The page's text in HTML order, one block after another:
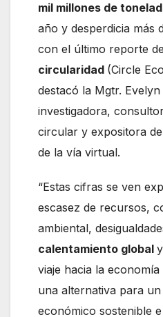
mil millones de
año y desperdicia más
con el último reporte
circularidad (Circle
destacó la Mgtr. Evelyn
investigadora,
circular y expositora
de la vía virtual.
“Estas cifras se ven
escasez de recursos,
ambiental,
calentamiento global
viaje hacia la
una alternativa para
económico sostenible